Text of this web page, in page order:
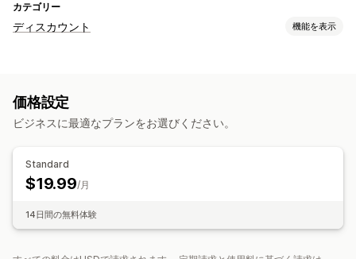
カテゴリー
ディスカウント 機能を表示
チェックアウトディスカウント
オートメーション
価格設定
ビジネスに最適なプランをお選びください。
Standard
$19.99/月
14日間の無料体験